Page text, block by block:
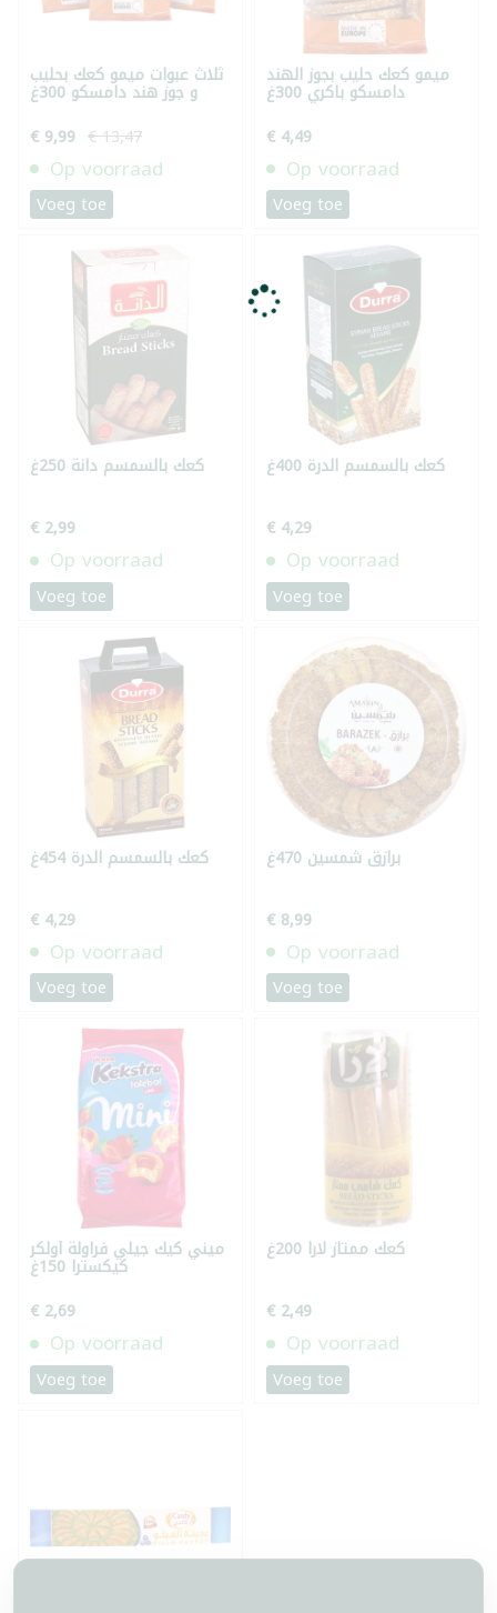
ثلاث عبوات ميمو كعك بحليب
و جوز هند دامسكو 300غ
€ 9,99 € 13,47
Op voorraad
Voeg toe
ميمو كعك حليب بجوز الهند
دامسكو باكري 300غ
€ 4,49
Op voorraad
Voeg toe
كعك بالسمسم دانة 250غ
€ 2,99
Op voorraad
Voeg toe
كعك بالسمسم الدرة 400غ
€ 4,29
Op voorraad
Voeg toe
كعك بالسمسم الدرة 454غ
€ 4,29
Op voorraad
Voeg toe
برازق شمسين 470غ
€ 8,99
Op voorraad
Voeg toe
ميني كيك جيلي فراولة أولكر
كيكسترا 150غ
€ 2,69
Op voorraad
Voeg toe
كعك ممتاز لارا 200غ
€ 2,49
Op voorraad
Voeg toe